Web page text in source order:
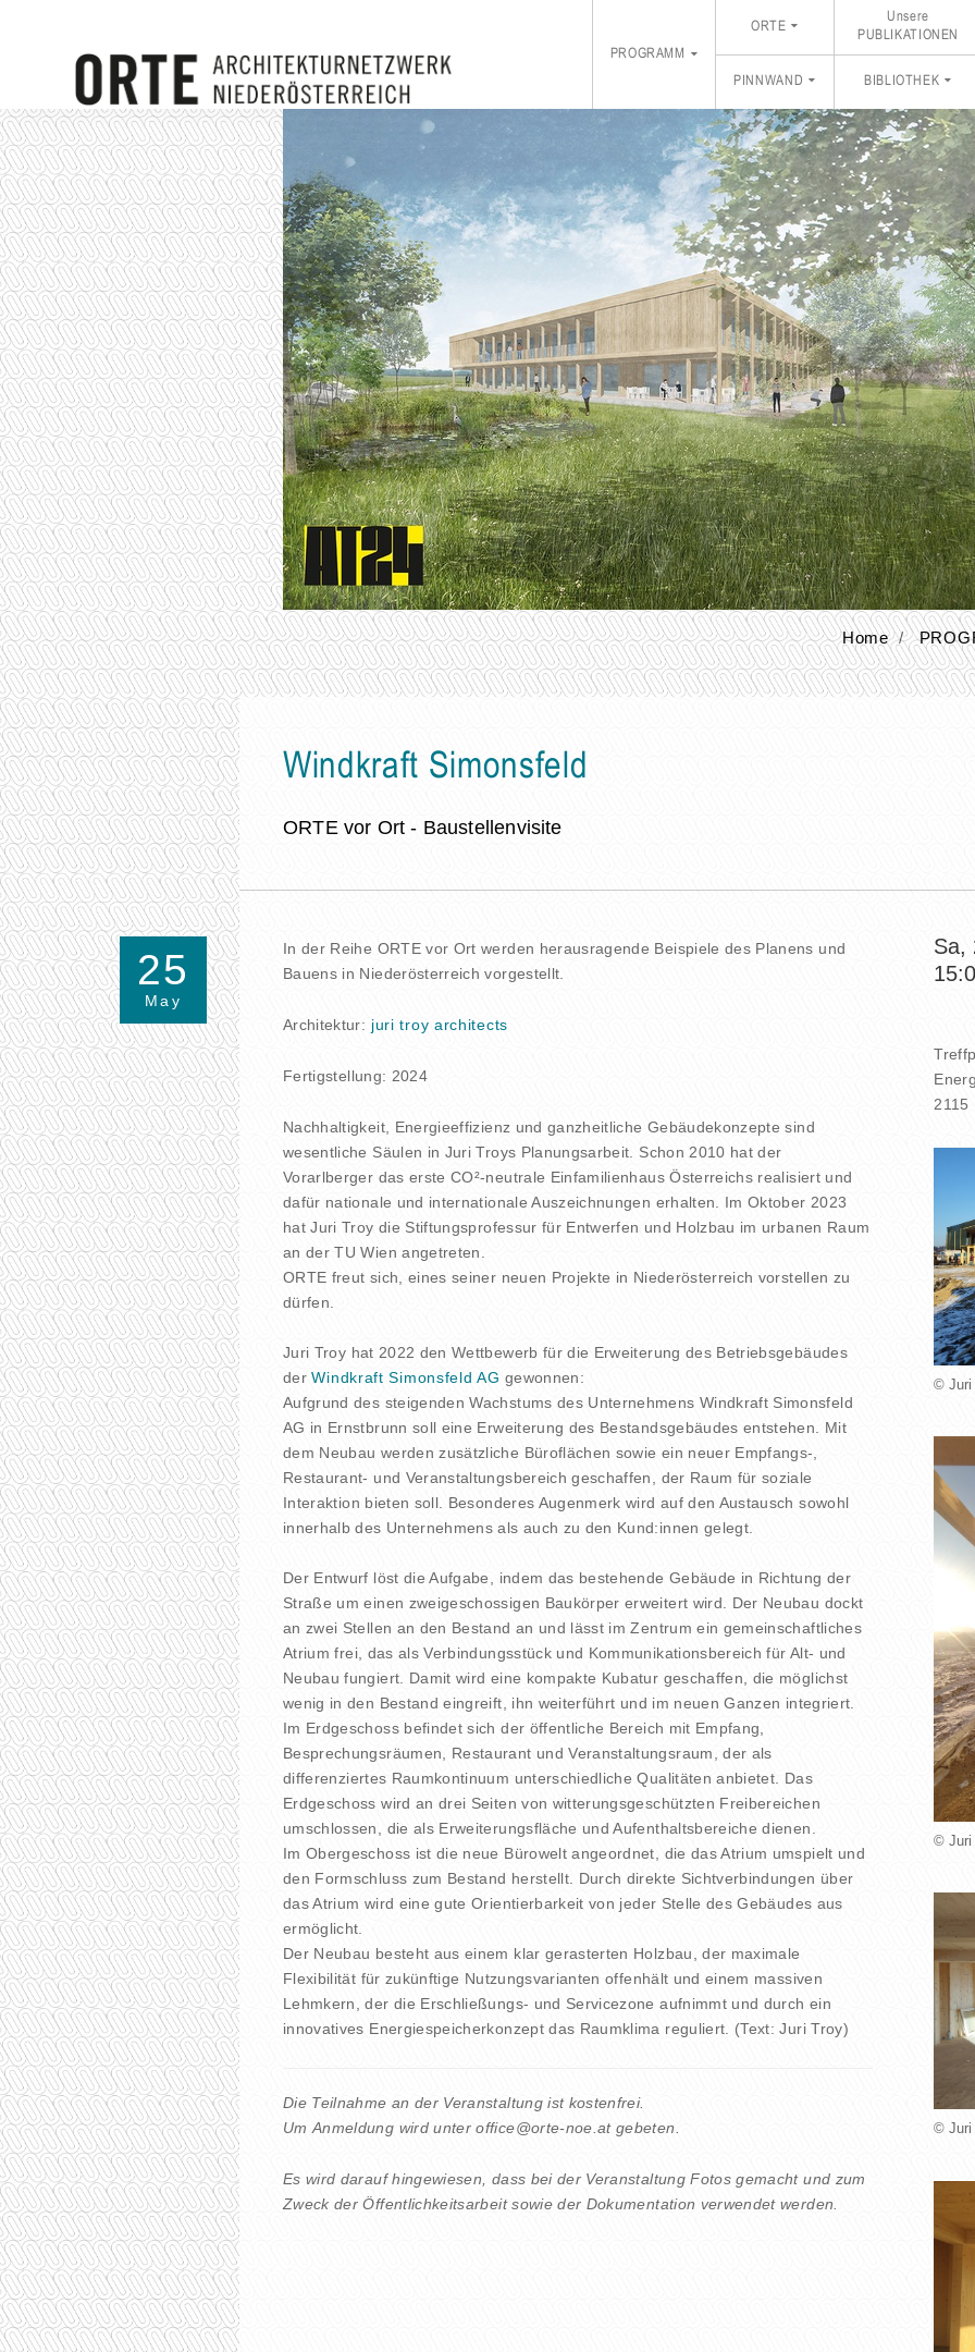
PROGRAMM
ORTE
Unsere
PUBLIKATIONEN
PINNWAND BIBLIOTHEK
Home
Windkraft Simonsfeld
ORTE vor Ort - Baustellenvisite
25
May
Sa,
2115
© Juri
In der Reihe ORTE vor Ort werden herausragende Beispiele des Planens und
Bauens in Niederösterreich vorgestellt.
Architektur: juri troy architects
Fertigstellung: 2024
Nachhaltigkeit, Energieeffizienz und ganzheitliche Gebäudekonzepte sind
wesentliche Säulen in Juri Troys Planungsarbeit. Schon 2010 hat der
Vorarlberger das erste CO²-neutrale Einfamilienhaus Österreichs realisiert und
dafür nationale und internationale Auszeichnungen erhalten. Im Oktober 2023
hat Juri Troy die Stiftungsprofessur für Entwerfen und Holzbau im urbanen Raum
an der TU Wien angetreten.
ORTE freut sich, eines seiner neuen Projekte in Niederösterreich vorstellen zu
dürfen.
Juri Troy hat 2022 den Wettbewerb für die Erweiterung des Betriebsgebäudes
derWindkraft Simonsfeld AG gewonnen:
Aufgrund des steigenden Wachstums des Unternehmens Windkraft Simonsfeld
AG in Ernstbrunn soll eine Erweiterung des Bestandsgebäudes entstehen. Mit
dem Neubau werden zusätzliche Büroflächen sowie ein neuer Empfangs-,
Restaurant- und Veranstaltungsbereich geschaffen, der Raum für soziale
Interaktion bieten soll. Besonderes Augenmerk wird auf den Austausch sowohl
innerhalb des Unternehmens als auch zu den Kund:innen gelegt.
Der Entwurf löst die Aufgabe, indem das bestehende Gebäude in Richtung der
Straße um einen zweigeschossigen Baukörper erweitert wird. Der Neubau dockt
an zwei Stellen an den Bestand an und lässt im Zentrum ein gemeinschaftliches
Atrium frei, das als Verbindungsstück und Kommunikationsbereich für Alt- und
Neubau fungiert. Damit wird eine kompakte Kubatur geschaffen, die möglichst
wenig in den Bestand eingreift, ihn weiterführt und im neuen Ganzen integriert.
Im Erdgeschoss befindet sich der öffentliche Bereich mit Empfang,
Besprechungsräumen, Restaurant und Veranstaltungsraum, der als
differenziertes Raumkontinuum unterschiedliche Qualitäten anbietet. Das
Erdgeschoss wird an drei Seiten von witterungsgeschützten Freibereichen
umschlossen, die als Erweiterungsfläche und Aufenthaltsbereiche dienen.
Im Obergeschoss ist die neue Bürowelt angeordnet, die das Atrium umspielt und
den Formschluss zum Bestand herstellt. Durch direkte Sichtverbindungen über
das Atrium wird eine gute Orientierbarkeit von jeder Stelle des Gebäudes aus
ermöglicht.
Der Neubau besteht aus einem klar gerasterten Holzbau, der maximale
Flexibilität für zukünftige Nutzungsvarianten offenhält und einem massiven
Lehmkern, der die Erschließungs- und Servicezone aufnimmt und durch ein
innovatives Energiespeicherkonzept das Raumklima reguliert. (Text: Juri Troy)
Die Teilnahme an der Veranstaltung ist kostenfrei.
Um Anmeldung wird unter office@orte-noe.at gebeten.
Es wird darauf hingewiesen, dass bei der Veranstaltung Fotos gemacht und zum
Zweck der Öffentlichkeitsarbeit sowie der Dokumentation verwendet werden.
© Juri
© Juri